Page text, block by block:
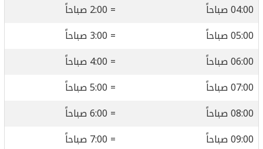
04:00 صباحاً
= 2:00 صباحاً
05:00 صباحاً
= 3:00 صباحاً
06:00 صباحاً
= 4:00 صباحاً
07:00 صباحاً
= 5:00 صباحاً
08:00 صباحاً
= 6:00 صباحاً
09:00 صباحاً
= 7:00 صباحاً